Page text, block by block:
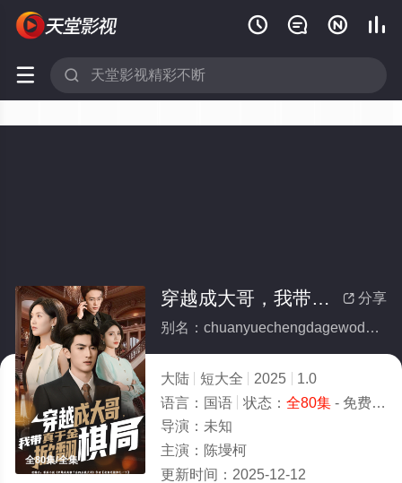
   
 
全80集/全集
 分享
穿越成大哥，我带真千金掀翻棋局(全集)
别名：chuanyuechengdagewodaizhenqianjinxianfanqiju
大陆 短大全 2025
1.0
语言： 国语 状态： 全80集- 免费在线观看
导演： 未知
主演： 陈墁柯
更新时间： 2025-12-12